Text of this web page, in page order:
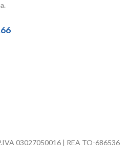
03027050016 | REA TO-686536